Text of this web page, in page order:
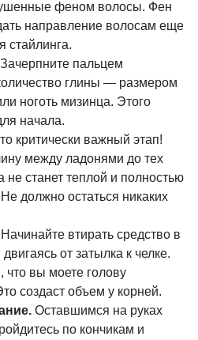
феном волосы. Фен
направление волосам еще
стайлинга.
Зачерпните пальцем
глины — размером
ноготь мизинца. Этого
начала.
критически важный этап!
между ладонями до тех
не станет теплой и полностью
должно остаться никаких
Начинайте втирать средство в
от затылка к челке.
что вы моете голову
создаст объем у корней.
Оставшимся на руках
по кончикам и